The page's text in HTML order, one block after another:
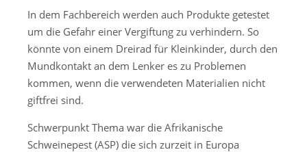
In dem Fachbereich werden auch Produkte getestet
um die Gefahr einer Vergiftung zu verhindern. So
könnte von einem Dreirad für Kleinkinder, durch den
Mundkontakt an dem Lenker es zu Problemen
kommen, wenn die verwendeten Materialien nicht
giftfrei sind.
Schwerpunkt Thema war die Afrikanische
Schweinepest (ASP) die sich zurzeit in Europa